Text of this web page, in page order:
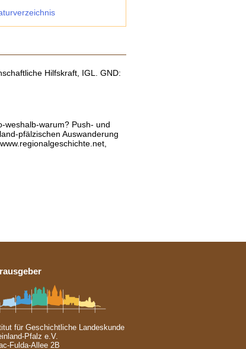
Hilfskraft, IGL. GND:
weshalb-warum? Push- und
pfälzischen Auswanderung
für Geschichtliche Landeskunde
Pfalz e.V.
Fulda-Allee 2B